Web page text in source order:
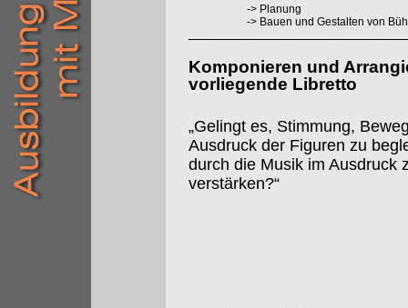
-> Planung
-> Bauen und Gestalten von
Komponieren und
vorliegende Libretto
„Gelingt es, Stimmung,
Ausdruck der Figuren zu
durch die Musik im Ausdruck
verstärken?“